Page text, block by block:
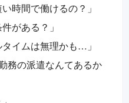
時間で働けるの？」
がある？」
イムは無理かも…」
務の派遣なんてあるか